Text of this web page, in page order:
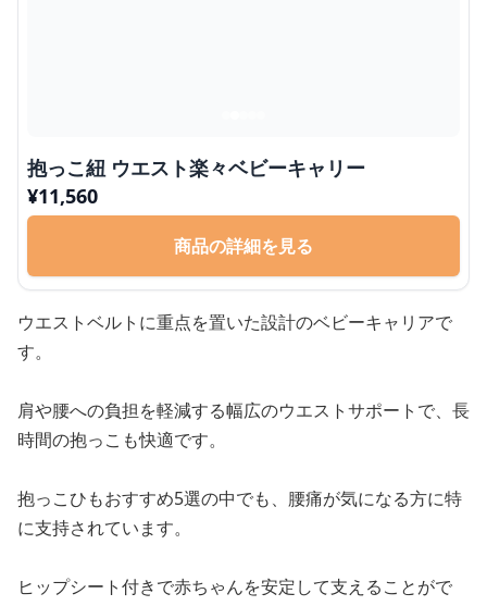
抱っこ紐 ウエスト楽々ベビーキャリー
¥11,560
商品の詳細を見る
ウエストベルトに重点を置いた設計のベビーキャリアで
す。
肩や腰への負担を軽減する幅広のウエストサポートで、長
時間の抱っこも快適です。
抱っこひもおすすめ5選の中でも、腰痛が気になる方に特
に支持されています。
ヒップシート付きで赤ちゃんを安定して支えることがで